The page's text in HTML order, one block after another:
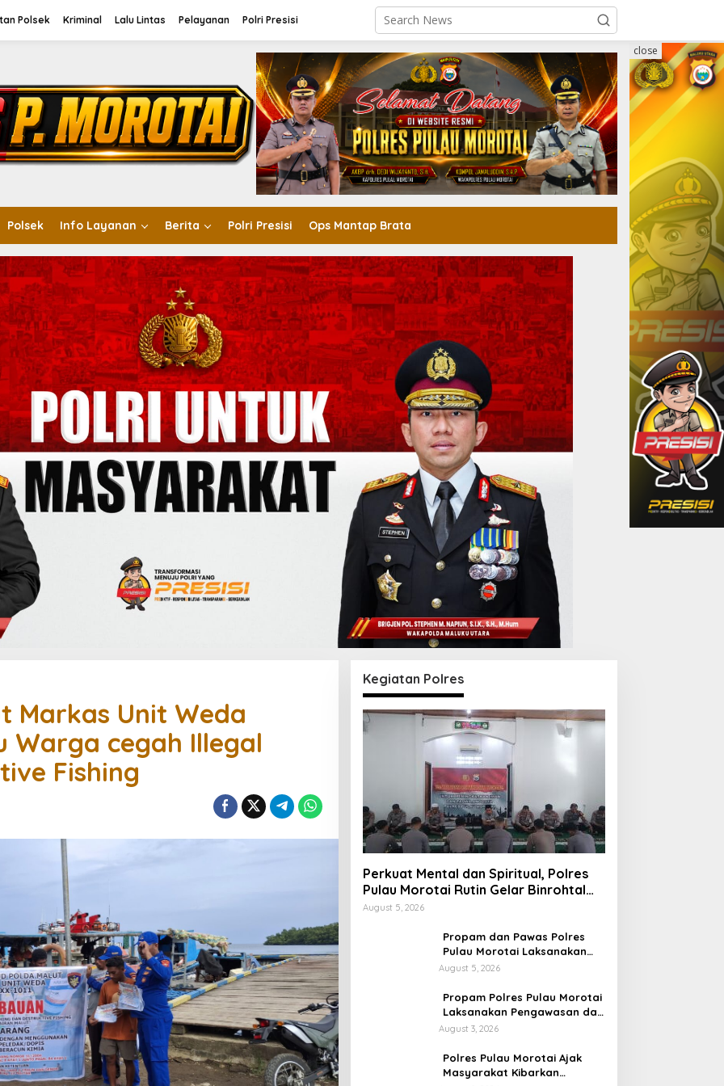
Polsek Kriminal Lalu Lintas Pelayanan Polri Presisi
Polsek Info Layanan Berita Polri Presisi Ops Mantap Brata
close
Markas Unit Weda
Warga cegah Illegal
Fishing
Kegiatan Polres
Perkuat Mental dan Spiritual, Polres
Pulau Morotai Rutin Gelar Binrohtal
untuk Bentuk Personel Berintegritas
August 5, 2026
Propam dan Pawas Polres
Pulau Morotai Laksanakan
Pengecekan Pelayanan,
Mendapat Pelayanan Optimal
August 5, 2026
Propam Polres Pulau Morotai
Laksanakan Pengawasan dan
Pengecekan Personel Saat
Fungsi
August 3, 2026
Polres Pulau Morotai Ajak
Masyarakat Kibarkan